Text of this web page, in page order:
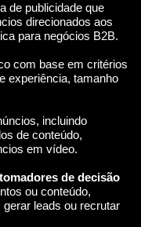
de publicidade que
direcionados aos
para negócios B2B.
com base em critérios
experiência, tamanho
incluindo
de conteúdo,
em vídeo.
de decisão
ou conteúdo,
leads ou recrutar